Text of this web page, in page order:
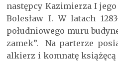
następcy Kazimierza I
Bolesław I. W latach
południowego muru
zamek”. Na parterze
alkierz i komnatę